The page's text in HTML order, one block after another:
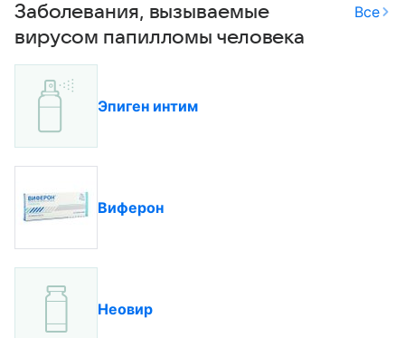
Заболевания, вызываемые
вирусом папилломы человека
Все
Эпиген интим
Виферон
Неовир